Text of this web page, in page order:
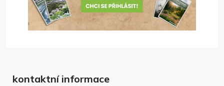
kontaktní informace